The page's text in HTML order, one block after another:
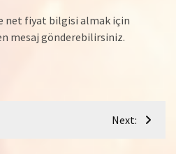
net fiyat bilgisi almak için
mesaj gönderebilirsiniz.
Next: